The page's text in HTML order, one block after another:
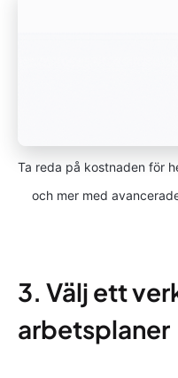
Ta reda på kostnaden för
och mer med
3. Välj ett
arbetsplaner